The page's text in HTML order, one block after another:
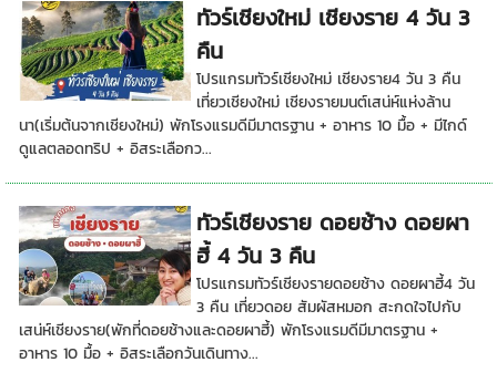
ทัวร์เชียงใหม่ เชียงราย 4 วัน 3
คืน
โปรแกรมทัวร์เชียงใหม่ เชียงราย4 วัน 3 คืน
เที่ยวเชียงใหม่ เชียงรายมนต์เสน่ห์แห่งล้าน
นา(เริ่มต้นจากเชียงใหม่) พักโรงแรมดีมีมาตรฐาน + อาหาร 10 มื้อ + มีไกด์
ดูแลตลอดทริป + อิสระเลือกว...
ทัวร์เชียงราย ดอยช้าง ดอยผา
ฮี้ 4 วัน 3 คืน
โปรแกรมทัวร์เชียงรายดอยช้าง ดอยผาฮี้4 วัน
3 คืน เที่ยวดอย สัมผัสหมอก สะกดใจไปกับ
เสน่ห์เชียงราย(พักที่ดอยช้างและดอยผาฮี้) พักโรงแรมดีมีมาตรฐาน +
อาหาร 10 มื้อ + อิสระเลือกวันเดินทาง...